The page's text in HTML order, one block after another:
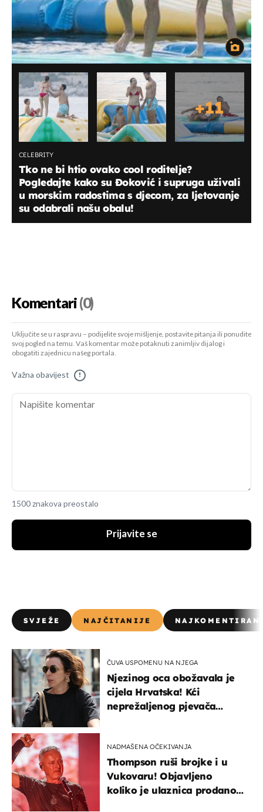
+11
CELEBRITY
Tko ne bi htio ovako cool roditelje?
Pogledajte kako su Đoković i supruga uživali
u morskim radostima s djecom, za ljetovanje
su odabrali našu obalu!
Komentari(0)
Uključite se u raspravu – podijelite svoje mišljenje, postavite pitanja ili ponudite
svoj pogled na temu. Vaš komentar može potaknuti zanimljiv dijalog i
obogatiti zajednicu našeg portala.
Važna obavijest !
1500 znakova preostalo
Prijavite se
SVJEŽE NAJČITANIJE
ČUVA USPOMENU NA NJEGA
Njezinog oca obožavala je
cijela Hrvatska! Kći
neprežaljenog pjevača
NADMAŠENA OČEKIVANJA
Thompson ruši brojke i u
Vukovaru! Objavljeno
koliko je ulaznica prodano